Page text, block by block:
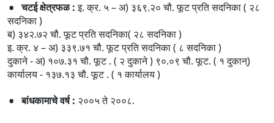
चटई क्षेत्रफळ :इ. क्र. ५ – अ) ३६९.२० चौ. फूट प्रति सदनिका ( २८
सदनिका )
ब) ३४२.७२ चौ. फूट प्रति सदनिका( २८ सदनिका )
इ. क्र. ४ – अ) ३३९.७१ चौ. फूट प्रति सदनिका ( ८ सदनिका )
दुकाने - अ) १०७.३१ चौ. फूट . ( २ दुकाने ) ९०.०९ चौ. फूट. ( १ दुकान्)
कार्यालय - १३७.१३ चौ. फूट . ( १ कार्यालय )
बांधकामाचे वर्ष : २००५ ते २००८.